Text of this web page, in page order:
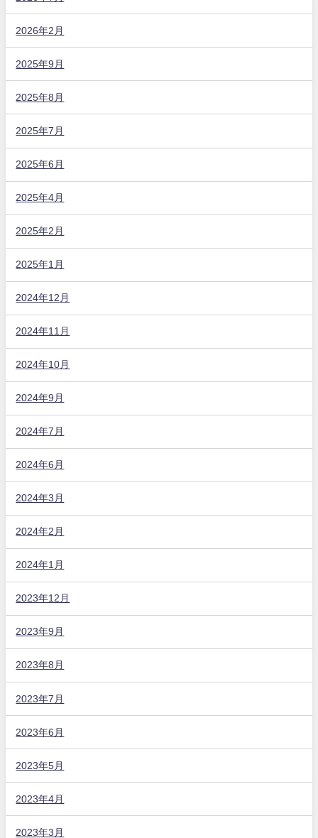
2026年2月
2025年9月
2025年8月
2025年7月
2025年6月
2025年4月
2025年2月
2025年1月
2024年12月
2024年11月
2024年10月
2024年9月
2024年7月
2024年6月
2024年3月
2024年2月
2024年1月
2023年12月
2023年9月
2023年8月
2023年7月
2023年6月
2023年5月
2023年4月
2023年3月